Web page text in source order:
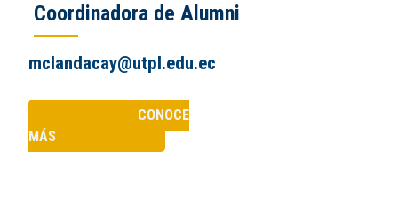
Coordinadora de Alumni
mclandacay@utpl.edu.ec
CONOCE
MÁS